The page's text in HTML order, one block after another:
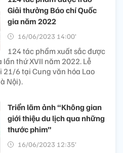
Giải thưởng Báo chí Quốc
gia năm 2022
16/06/2023 14:00’
124 tác phẩm xuất sắc được
thứ XVII năm 2022. Lễ
21/6 tại Cung văn hóa Lao
Nội).
Triển lãm ảnh “Không gian
giới thiệu du lịch qua những
thước phim”
16/06/2023 12:35’